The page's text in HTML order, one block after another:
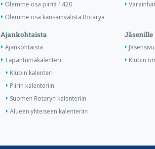
Olemme osa piiriä 1420
Olemme osa kansainvälistä Rotarya
Ajankohtaista
Ajankohtaista
Tapahtumakalenteri
Klubin kalenteri
Piirin kalenteriin
Suomen Rotaryn kalenteriin
Alueen yhteiseen kalenteriin
Jäsenille
Klubin